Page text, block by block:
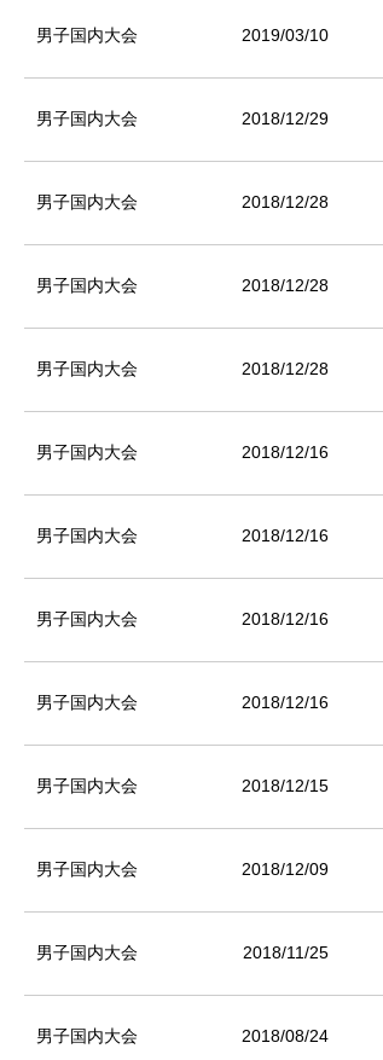
男子国内大会 2019/03/10
男子国内大会 2018/12/29
男子国内大会 2018/12/28
男子国内大会 2018/12/28
男子国内大会 2018/12/28
男子国内大会 2018/12/16
男子国内大会 2018/12/16
男子国内大会 2018/12/16
男子国内大会 2018/12/16
男子国内大会 2018/12/15
男子国内大会 2018/12/09
男子国内大会 2018/11/25
男子国内大会 2018/08/24